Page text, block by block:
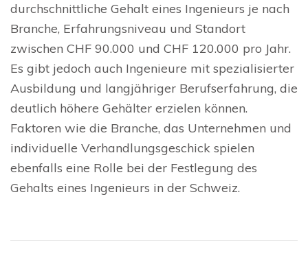
durchschnittliche Gehalt eines Ingenieurs je nach
Branche, Erfahrungsniveau und Standort
zwischen CHF 90.000 und CHF 120.000 pro Jahr.
Es gibt jedoch auch Ingenieure mit spezialisierter
Ausbildung und langjähriger Berufserfahrung, die
deutlich höhere Gehälter erzielen können.
Faktoren wie die Branche, das Unternehmen und
individuelle Verhandlungsgeschick spielen
ebenfalls eine Rolle bei der Festlegung des
Gehalts eines Ingenieurs in der Schweiz.